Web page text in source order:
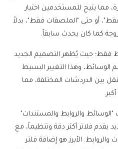
مما يتيح للمستخدمين اختيار
أو حتى "الملصقات فقط"، بدلاً
كما كان يحدث سابقاً.
فقط؛ حيث يُظهر التصميم الجديد
وهذا التغيير البسيط
بين الدردشات المختلفة، مما
والروابط والمستندات"
يقدم فلاتر أكثر دقة وتنظيماً، مع
والروابط. الأبرز هو إضافة فلتر